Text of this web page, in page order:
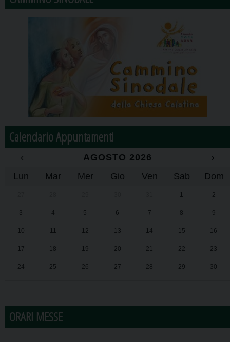
Calendario Appuntamenti
‹ AGOSTO 2026
›
Lun
Mar Mer Gio Ven Sab Dom
1 2
3 4 5 6 7 8 9
10 11 12 13 14 15 16
17 18 19 20 21 22 23
24 25 26 27 28 29 30
ORARI MESSE